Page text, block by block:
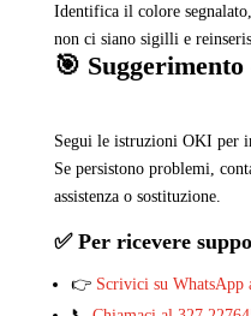
Identifica il colore
non ci siano sigilli e
🎯
Segui le istruzioni OKI per
Se persistono problemi,
assistenza o sostituzione.
✅ Per ricevere
👉 Scrivici su WhatsApp